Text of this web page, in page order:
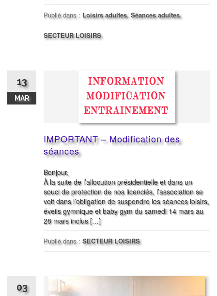
Publié dans : Loisirs adultes, Séances adultes,
SECTEUR LOISIRS
13
MAR
IMPORTANT – Modification des
séances
Bonjour,
À la suite de l’allocution présidentielle et dans un
souci de protection de nos licenciés, l’association se
voit dans l’obligation de suspendre les séances loisirs,
éveils gymnique et baby gym du samedi 14 mars au
28 mars inclus […]
Publié dans : SECTEUR LOISIRS
03